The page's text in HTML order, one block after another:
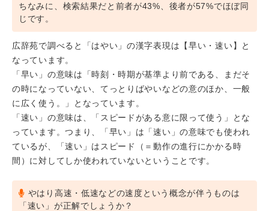
ちなみに、検索結果だと前者が43%、後者が57%でほぼ同
じです。
広辞苑で調べると「はやい」の漢字表現は【早い・速い】と
なっています。
「早い」の意味は「時刻・時期が基準より前である、まだそ
の時になっていない、てっとりばやいなどの意のほか、一般
に広く使う。」となっています。
「速い」の意味は、「スピードがある意に限って使う」とな
っています。つまり、「早い」は「速い」の意味でも使われ
ているが、「速い」はスピード（＝動作の進行にかかる時
間）に対してしか使われていないということです。
やはり高速・低速などの速度という概念が伴うものは
「速い」が正解でしょうか？